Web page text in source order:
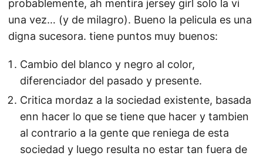
probablemente, ah mentira jersey girl solo la vi
una vez… (y de milagro). Bueno la pelicula es una
digna sucesora. tiene puntos muy buenos:
Cambio del blanco y negro al color,
diferenciador del pasado y presente.
Critica mordaz a la sociedad existente, basada
enn hacer lo que se tiene que hacer y tambien
al contrario a la gente que reniega de esta
sociedad y luego resulta no estar tan fuera de